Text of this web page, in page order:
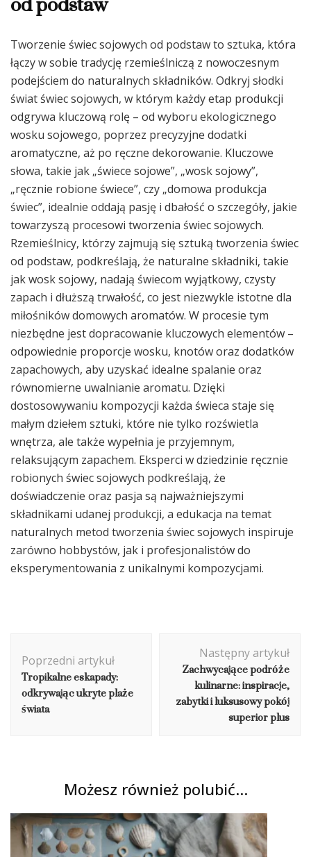
Tworzenie świec sojowych od podstaw to sztuka, która
łączy w sobie tradycję rzemieślniczą z nowoczesnym
podejściem do naturalnych składników. Odkryj słodki
świat świec sojowych, w którym każdy etap produkcji
odgrywa kluczową rolę – od wyboru ekologicznego
wosku sojowego, poprzez precyzyjne dodatki
aromatyczne, aż po ręczne dekorowanie. Kluczowe
słowa, takie jak „świece sojowe”, „wosk sojowy”,
„ręcznie robione świece”, czy „domowa produkcja
świec”, idealnie oddają pasję i dbałość o szczegóły, jakie
towarzyszą procesowi tworzenia świec sojowych.
Rzemieślnicy, którzy zajmują się sztuką tworzenia świec
od podstaw, podkreślają, że naturalne składniki, takie
jak wosk sojowy, nadają świecom wyjątkowy, czysty
zapach i dłuższą trwałość, co jest niezwykle istotne dla
miłośników domowych aromatów. W procesie tym
niezbędne jest dopracowanie kluczowych elementów –
odpowiednie proporcje wosku, knotów oraz dodatków
zapachowych, aby uzyskać idealne spalanie oraz
równomierne uwalnianie aromatu. Dzięki
dostosowywaniu kompozycji każda świeca staje się
małym dziełem sztuki, które nie tylko rozświetla
wnętrza, ale także wypełnia je przyjemnym,
relaksującym zapachem. Eksperci w dziedzinie ręcznie
robionych świec sojowych podkreślają, że
doświadczenie oraz pasja są najważniejszymi
składnikami udanej produkcji, a edukacja na temat
naturalnych metod tworzenia świec sojowych inspiruje
zarówno hobbystów, jak i profesjonalistów do
eksperymentowania z unikalnymi kompozycjami.
wpisu
Poprzedni artykuł
Tropikalne eskapady:
odkrywając ukryte plaże
świata
Następny artykuł
Zachwycające podróże
kulinarne: inspiracje,
zabytki i luksusowy pokój
superior plus
Możesz również polubić…